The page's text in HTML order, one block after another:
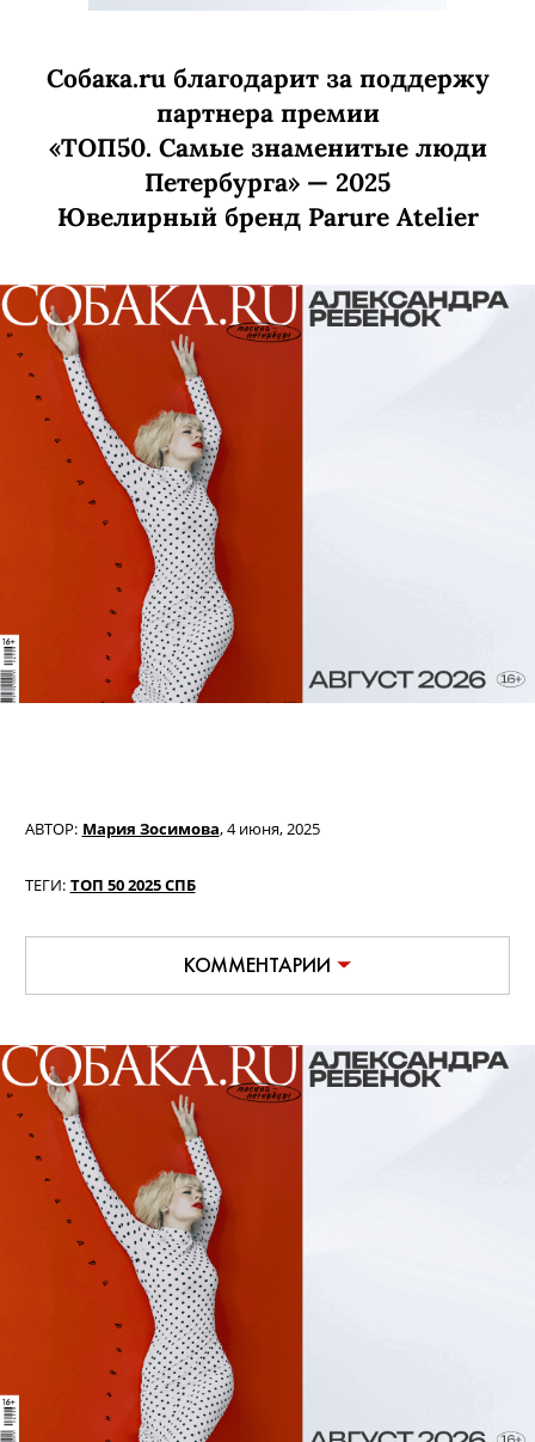
Собака.ru благодарит за поддержу
партнера премии
«ТОП50. Самые знаменитые люди
Петербурга» — 2025
Ювелирный бренд Parure Atelier
АВТОР: Мария Зосимова,4 июня, 2025
ТЕГИ: ТОП 50 2025 СПБ
КОММЕНТАРИИ